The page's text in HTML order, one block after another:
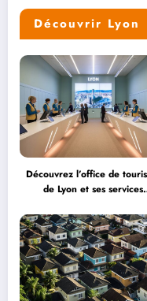
Découvrir Lyon
Découvrez l’office de
de Lyon et ses services